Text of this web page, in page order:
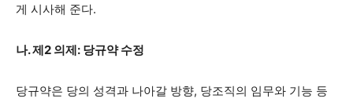
게 시사해 준다.
나. 제2 의제: 당규약 수정
당규약은 당의 성격과 나아갈 방향, 당조직의 임무와 기능 등